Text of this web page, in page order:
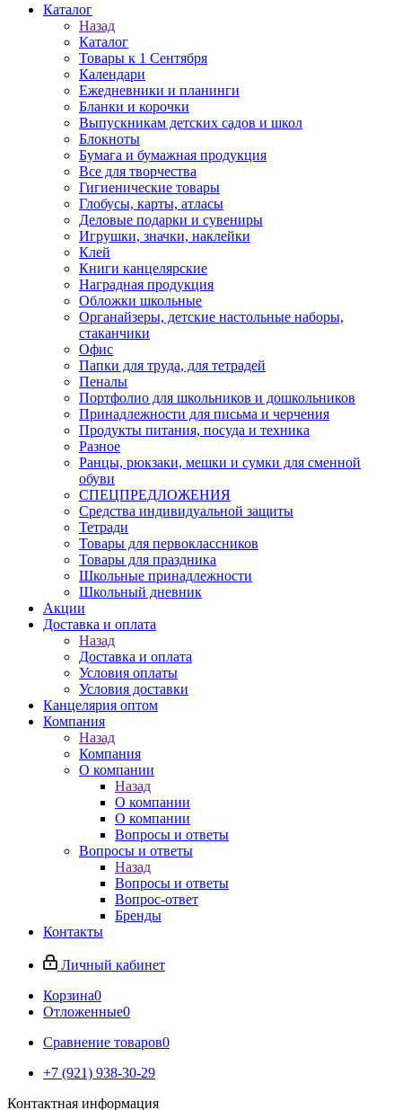
Каталог
Назад
Каталог
Товары к 1 Сентября
Календари
Ежедневники и планинги
Бланки и корочки
Выпускникам детских садов и школ
Блокноты
Бумага и бумажная продукция
Все для творчества
Гигиенические товары
Глобусы, карты, атласы
Деловые подарки и сувениры
Игрушки, значки, наклейки
Клей
Книги канцелярские
Наградная продукция
Обложки школьные
Органайзеры, детские настольные наборы,
стаканчики
Офис
Папки для труда, для тетрадей
Пеналы
Портфолио для школьников и дошкольников
Принадлежности для письма и черчения
Продукты питания, посуда и техника
Разное
Ранцы, рюкзаки, мешки и сумки для сменной
обуви
СПЕЦПРЕДЛОЖЕНИЯ
Средства индивидуальной защиты
Тетради
Товары для первоклассников
Товары для праздника
Школьные принадлежности
Школьный дневник
Акции
Доставка и оплата
Назад
Доставка и оплата
Условия оплаты
Условия доставки
Канцелярия оптом
Компания
Назад
Компания
О компании
Назад
О компании
О компании
Вопросы и ответы
Вопросы и ответы
Назад
Вопросы и ответы
Вопрос-ответ
Бренды
Контакты
Личный кабинет
Корзина0
Отложенные0
Сравнение товаров0
+7 (921) 938-30-29
Контактная информация